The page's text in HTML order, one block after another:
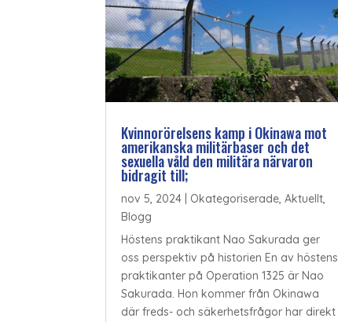
Kvinnorörelsens kamp i Okinawa mot
amerikanska militärbaser och det
sexuella våld den militära närvaron
bidragit till;
nov 5, 2024 Okategoriserade,Aktuellt,
Blogg
Höstens praktikant Nao Sakurada ger
oss perspektiv på historien En av höstens
praktikanter på Operation 1325 är Nao
Sakurada. Hon kommer från Okinawa
där freds- och säkerhetsfrågor har direkt